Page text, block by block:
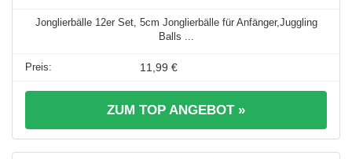
Jonglierbälle 12er Set, 5cm Jonglierbälle für Anfänger,Juggling
Balls ...
11,99 €
ZUM TOP ANGEBOT »